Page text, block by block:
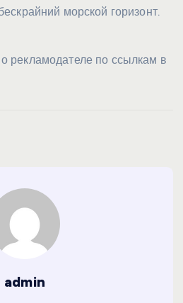
морской горизонт.
рекламодателе по ссылкам в
admin